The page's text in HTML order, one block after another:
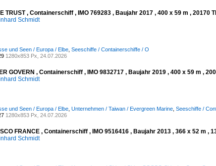
TRUST , Containerschiff , IMO 769283 , Baujahr 2017 , 400 x 59 m , 20170
Schmidt
und Seen / Europa / Elbe Seeschiffe / Containerschiffe / O
1280x853 Px, 24.07.2026
GOVERN , Containerschiff , IMO 9832717 , Baujahr 2019 , 400 x 59 m ,
Schmidt
und Seen / Europa / Elbe Unternehmen / Taiwan / Evergreen Marine Seeschiffe /
1280x853 Px, 24.07.2026
FRANCE , Containerschiff , IMO 9516416 , Baujahr 2013 , 366 x 52 m ,
Schmidt